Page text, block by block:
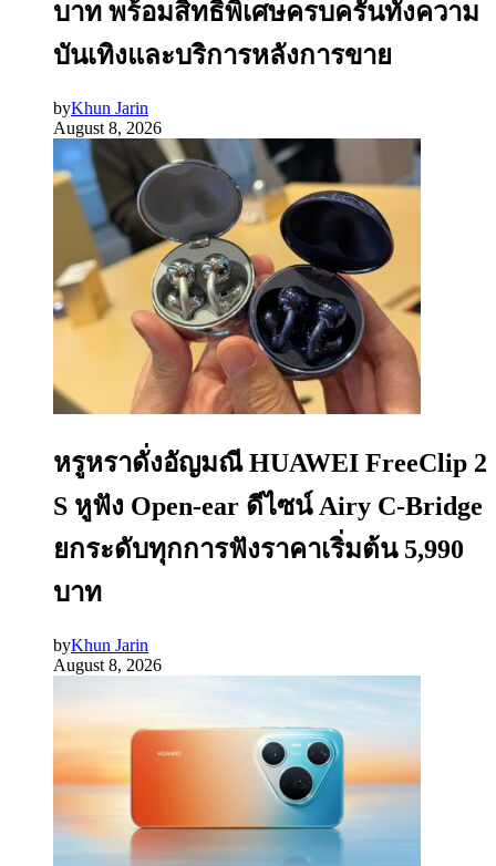
บาท พร้อมสิทธิพิเศษครบครันทั้งความ
บันเทิงและบริการหลังการขาย
byKhun Jarin
August 8, 2026
หรูหราดั่งอัญมณี HUAWEI FreeClip 2
S หูฟัง Open-ear ดีไซน์ Airy C-Bridge
ยกระดับทุกการฟังราคาเริ่มต้น 5,990
บาท
byKhun Jarin
August 8, 2026